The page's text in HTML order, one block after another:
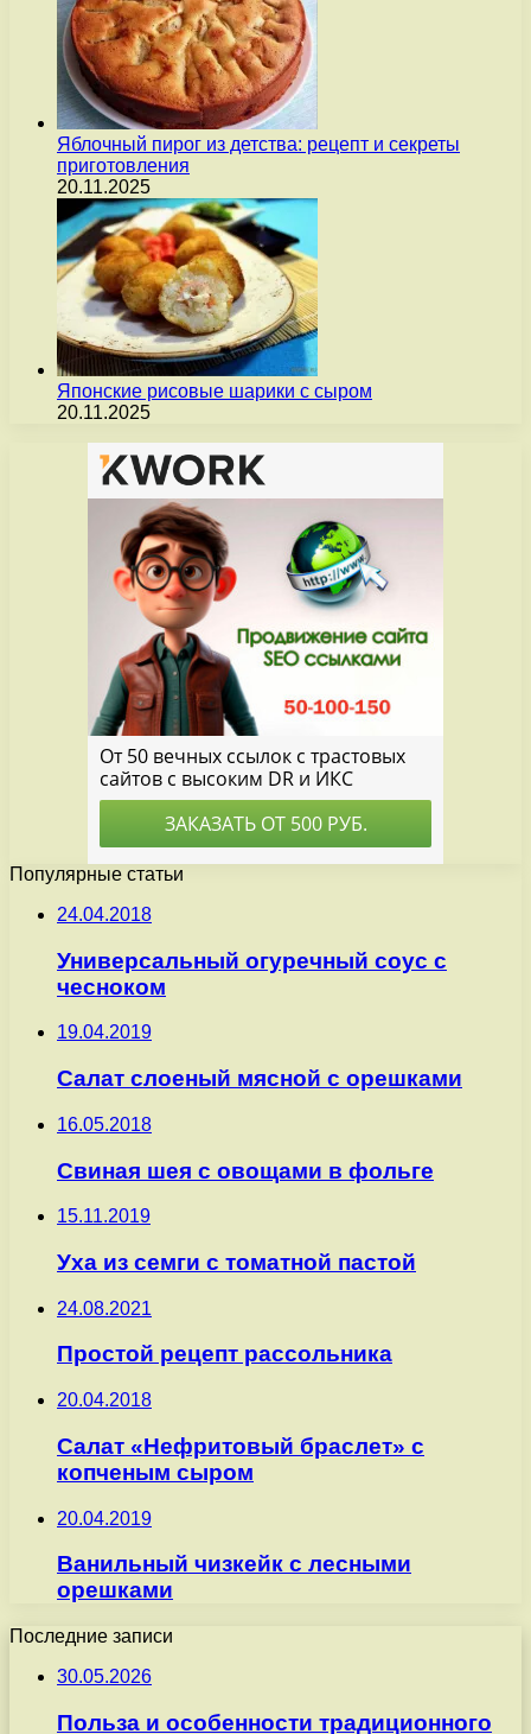
Яблочный пирог из детства: рецепт и секреты
приготовления
20.11.2025
Японские рисовые шарики с сыром
20.11.2025
Популярные статьи
24.04.2018
Универсальный огуречный соус с
чесноком
19.04.2019
Салат слоеный мясной с орешками
16.05.2018
Свиная шея с овощами в фольге
15.11.2019
Уха из семги с томатной пастой
24.08.2021
Простой рецепт рассольника
20.04.2018
Салат «Нефритовый браслет» с
копченым сыром
20.04.2019
Ванильный чизкейк с лесными
орешками
Последние записи
30.05.2026
Польза и особенности традиционного